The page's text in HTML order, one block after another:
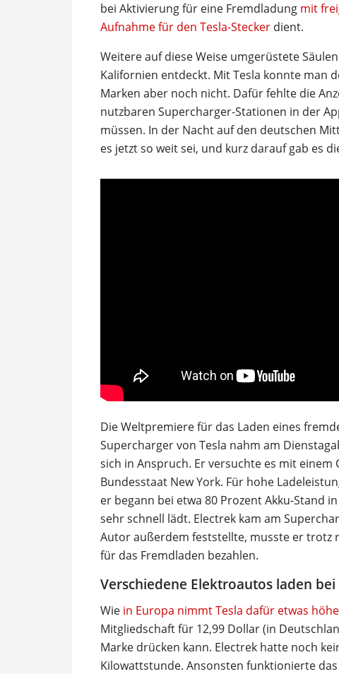
bei Aktivierung für eine Fremdladung mit
Aufnahme für den Tesla-Stecker dient.
Weitere auf diese Weise umgerüstete
Kalifornien entdeckt. Mit Tesla konnte man
Marken aber noch nicht. Dafür fehlte die
nutzbaren Supercharger-Stationen in der
müssen. In der Nacht auf den deutschen
es jetzt so weit sei, und kurz darauf gab es
Die Weltpremiere für das Laden eines
Supercharger von Tesla nahm am
sich in Anspruch. Er versuchte es mit
Bundesstaat New York. Für hohe
er begann bei etwa 80 Prozent Akku-Stand
sehr schnell lädt. Electrek kam am
Autor außerdem feststellte, musste er trotz
für das Fremdladen bezahlen.
Verschiedene Elektroautos laden bei
Wie in Europa nimmt Tesla dafür etwas
Mitgliedschaft für 12,99 Dollar (in
Marke drücken kann. Electrek hatte noch
Kilowattstunde. Ansonsten funktionierte